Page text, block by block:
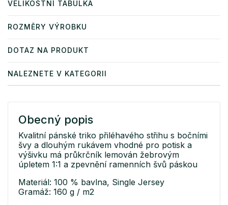
VELIKOSTNÍ TABULKA
ROZMĚRY VÝROBKU
DOTAZ NA PRODUKT
NALEZNETE V KATEGORII
Obecný popis
Kvalitní pánské triko přiléhavého střihu s bočními
švy a dlouhým rukávem vhodné pro potisk a
výšivku má průkrčník lemován žebrovým
úpletem 1:1 a zpevnění ramenních švů páskou
Materiál: 100 % bavlna, Single Jersey
Gramáž: 160 g / m2